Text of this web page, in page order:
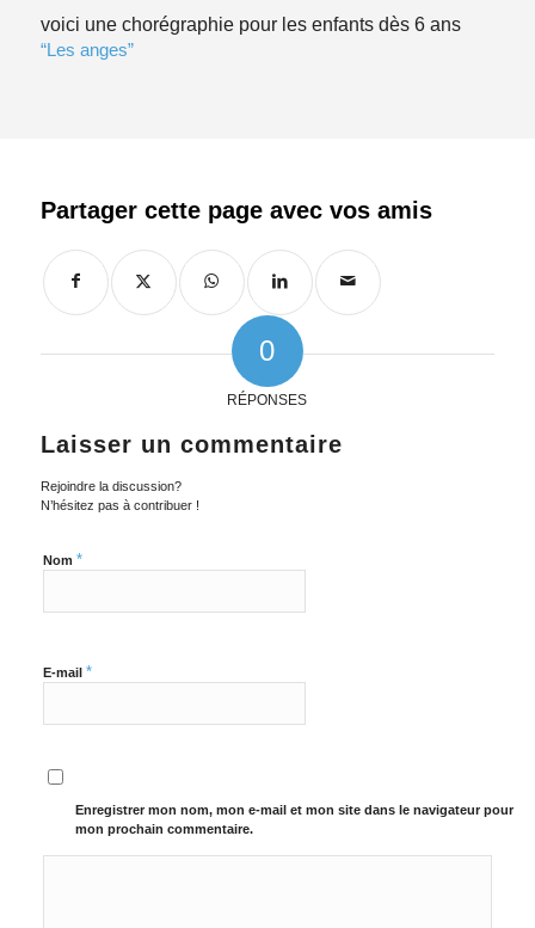
voici une chorégraphie pour les enfants dès 6 ans
“Les anges”
0
RÉPONSES
Laisser un commentaire
Rejoindre la discussion?
N’hésitez pas à contribuer !
Nom *
E-mail *
Enregistrer mon nom, mon e-mail et mon site dans le navigateur pour
mon prochain commentaire.